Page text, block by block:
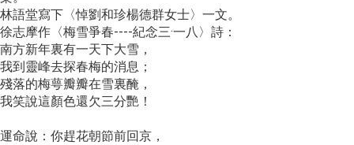
林語堂寫下〈悼劉和珍楊德群女士〉一文。
徐志摩作〈梅雪爭春----紀念三·一八〉詩：
南方新年裏有一天下大雪，
我到靈峰去探春梅的消息；
殘落的梅萼瓣瓣在雪裏醃，
我笑說這顏色還欠三分艷！
運命說：你趕花朝節前回京，